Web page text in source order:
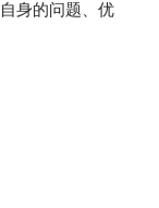
身的问题、优